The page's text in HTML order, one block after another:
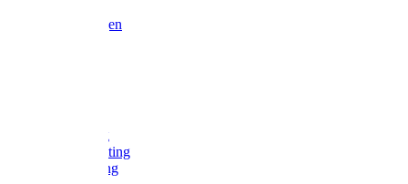
Aanlegringen
Voetketting
Scheepsketting
Victorketting